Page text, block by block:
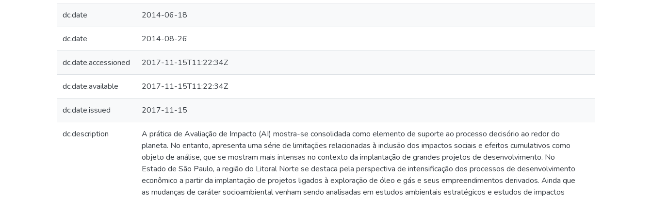
dc.date 2014-06-18
dc.date 2014-08-26
dc.date.accessioned 2017-11-15T11:22:34Z
dc.date.available 2017-11-15T11:22:34Z
dc.date.issued 2017-11-15
dc.description
A prática de Avaliação de Impacto (AI) mostra-se consolidada como elemento de suporte ao processo decisório ao redor do
planeta. No entanto, apresenta uma série de limitações relacionadas à inclusão dos impactos sociais e efeitos cumulativos como
objeto de análise, que se mostram mais intensas no contexto da implantação de grandes projetos de desenvolvimento. No
Estado de São Paulo, a região do Litoral Norte se destaca pela perspectiva de intensificação dos processos de desenvolvimento
econômico a partir da implantação de projetos ligados à exploração de óleo e gás e seus empreendimentos derivados. Ainda que
as mudanças de caráter socioambiental venham sendo analisadas em estudos ambientais estratégicos e estudos de impactos